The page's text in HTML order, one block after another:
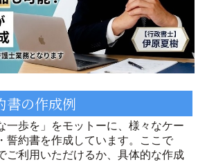
書の作成例
一歩を」をモットーに、様々なケー
誓約書を作成しています。ここで
ご利用いただけるか、具体的な作成